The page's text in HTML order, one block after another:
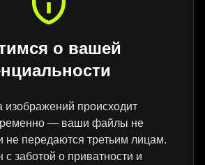
о вашей
изображений происходит
— ваши файлы не
не передаются третьим лицам.
с заботой о приватности и